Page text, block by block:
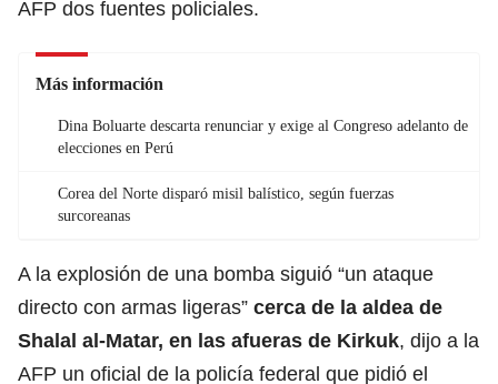
AFP dos fuentes policiales.
Más información
Dina Boluarte descarta renunciar y exige al Congreso adelanto de
elecciones en Perú
Corea del Norte disparó misil balístico, según fuerzas
surcoreanas
A la explosión de una bomba siguió “un ataque
directo con armas ligeras” cerca de la aldea de
Shalal al-Matar, en las afueras de Kirkuk, dijo a la
AFP un oficial de la policía federal que pidió el